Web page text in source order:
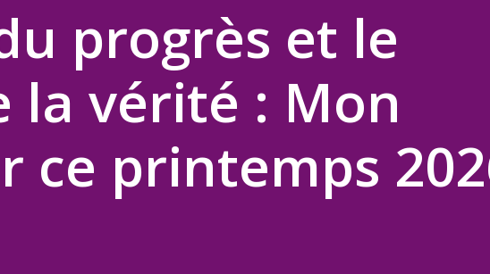
progrès et le
la vérité : Mon
ce printemps